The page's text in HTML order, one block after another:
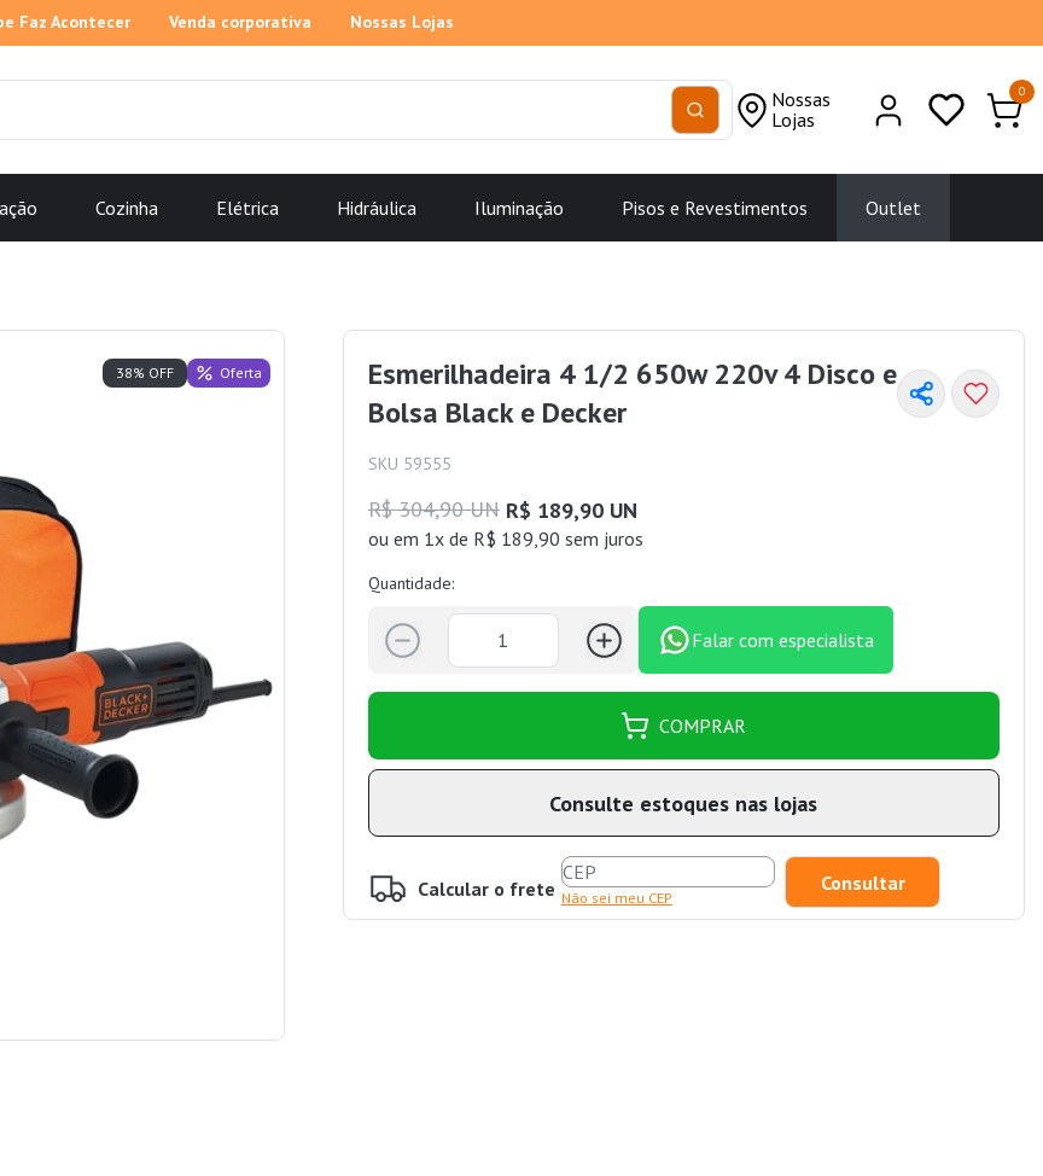
Faz Acontecer Venda corporativa Nossas Lojas
Nossas
Lojas
0
Cozinha Elétrica Hidráulica Iluminação Pisos e Revestimentos Outlet
38% OFF Oferta
Esmerilhadeira 4 1/2 650w 220v 4 Disco e
Bolsa Black e Decker
SKU 59555
R$ 304,90 UN R$ 189,90 UN
ou em 1x de R$ 189,90 sem juros
Quantidade:
Falar com especialista
COMPRAR
Consulte estoques nas lojas
Calcular o frete Não sei meu CEP